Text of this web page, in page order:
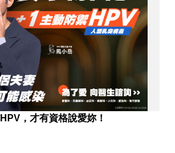
，才有資格說愛妳！